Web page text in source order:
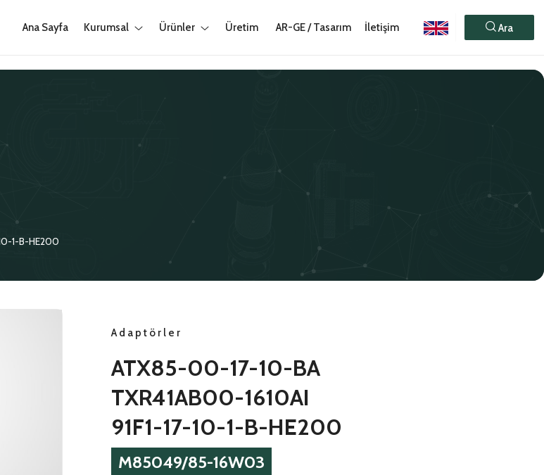
Ana Sayfa Kurumsal Ürünler Üretim AR-GE / Tasarım İletişim Ara
1-B-HE200
Adaptörler
ATX85-00-17-10-BA
TXR41AB00-1610AI
91F1-17-10-1-B-HE200
M85049/85-16W03